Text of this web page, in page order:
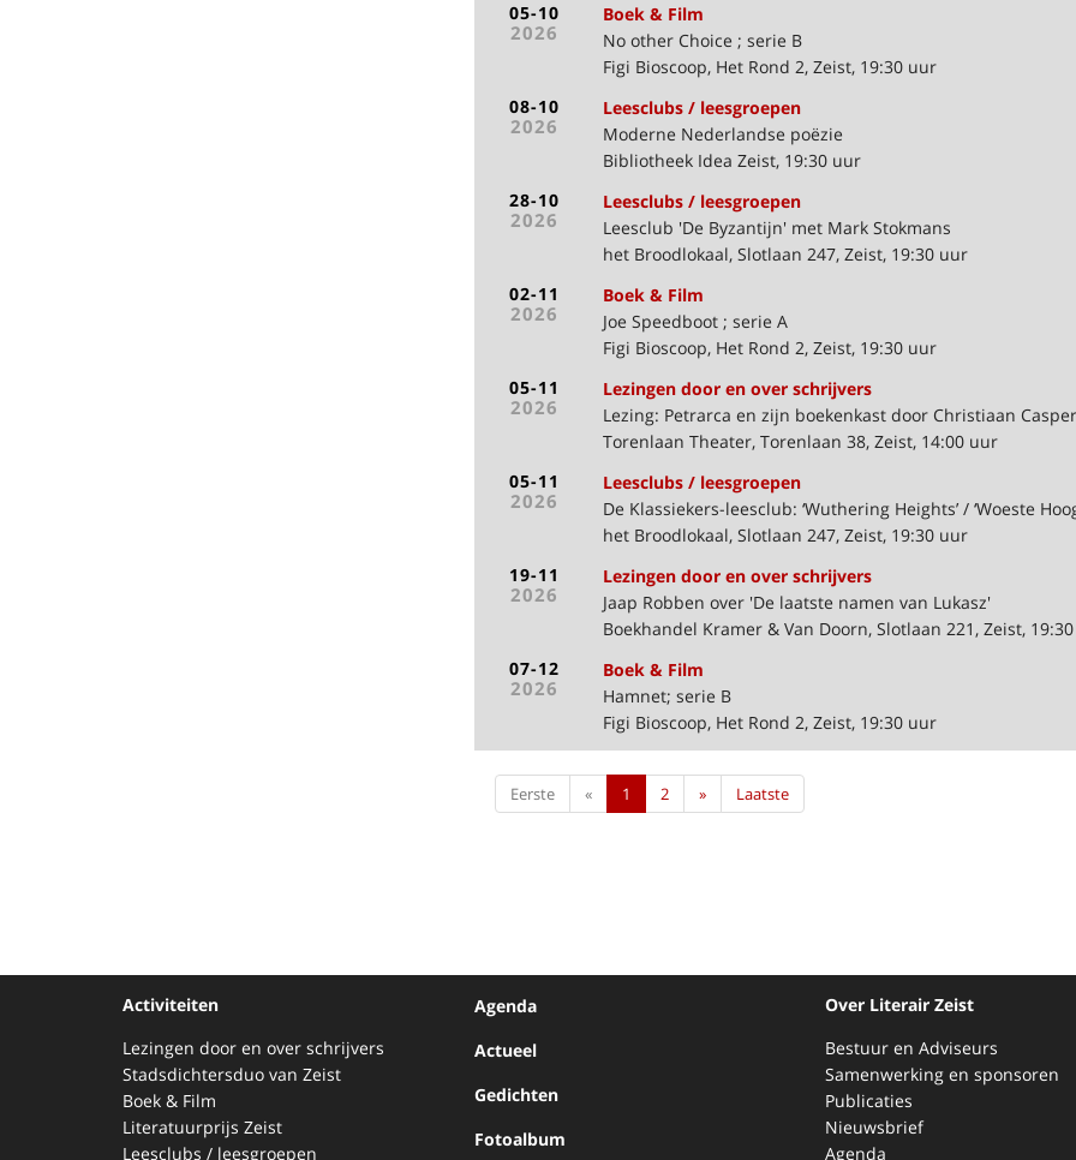
05-10
2026
Boek & Film
No other Choice ; serie B
Figi Bioscoop, Het Rond 2, Zeist, 19:30 uur
08-10
2026
Leesclubs / leesgroepen
Moderne Nederlandse poëzie
Bibliotheek Idea Zeist, 19:30 uur
28-10
2026
Leesclubs / leesgroepen
Leesclub 'De Byzantijn' met Mark Stokmans
het Broodlokaal, Slotlaan 247, Zeist, 19:30 uur
02-11
2026
Boek & Film
Joe Speedboot ; serie A
Figi Bioscoop, Het Rond 2, Zeist, 19:30 uur
05-11
2026
Lezingen door en over schrijvers
Lezing: Petrarca en zijn boekenkast door Christiaan
Torenlaan Theater, Torenlaan 38, Zeist, 14:00 uur
05-11
2026
Leesclubs / leesgroepen
De Klassiekers-leesclub: ‘Wuthering Heights’ / ‘Woeste
het Broodlokaal, Slotlaan 247, Zeist, 19:30 uur
19-11
2026
Lezingen door en over schrijvers
Jaap Robben over 'De laatste namen van Lukasz'
Boekhandel Kramer & Van Doorn, Slotlaan 221, Zeist,
07-12
2026
Boek & Film
Hamnet; serie B
Figi Bioscoop, Het Rond 2, Zeist, 19:30 uur
Eerste « 1 2 » Laatste
Activiteiten
Lezingen door en over schrijvers
Stadsdichtersduo van Zeist
Boek & Film
Literatuurprijs Zeist
Leesclubs / leesgroepen
Agenda
Actueel
Gedichten
Fotoalbum
Over Literair Zeist
Bestuur en Adviseurs
Samenwerking en sponsoren
Publicaties
Nieuwsbrief
Agenda